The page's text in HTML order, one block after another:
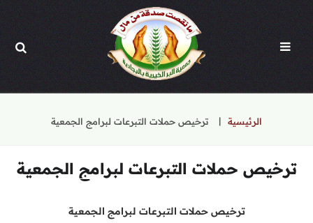
الرئيسية ترخيص حملات التبرعات لبرامج الجمعية
ترخيص حملات التبرعات لبرامج الجمعية
ترخيص حملات التبرعات لبرامج الجمعية